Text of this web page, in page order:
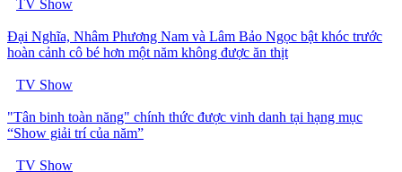
TV Show
Đại Nghĩa, Nhâm Phương Nam và Lâm Bảo Ngọc bật khóc trước
hoàn cảnh cô bé hơn một năm không được ăn thịt
TV Show
"Tân binh toàn năng" chính thức được vinh danh tại hạng mục
“Show giải trí của năm”
TV Show